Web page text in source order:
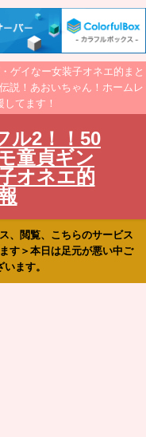
ゲイなー女装子オネエ的まと
説！あおいちゃん！ホームレ
てます！
ル2！！50
童貞ギン
オネエ的
、閲覧、こちらのサービス
す＞本日は足元が悪い中ご
ます。